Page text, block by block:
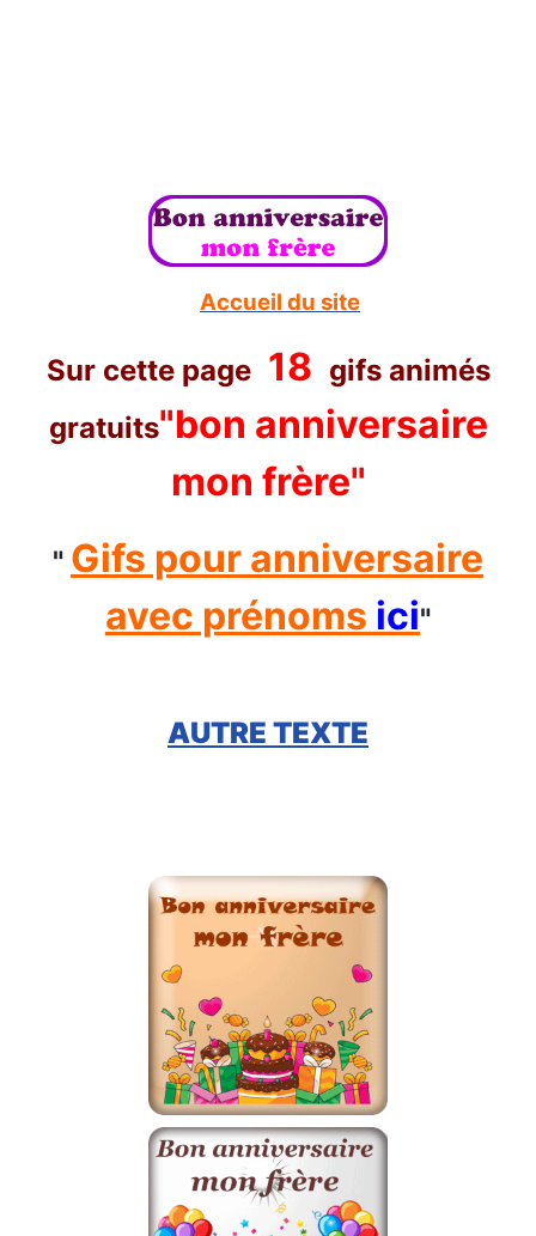
Accueil du site
Sur cette page18 gifs animés
gratuits"bon anniversaire
mon frère"
" Gifs pour anniversaire
avec prénoms ici"
AUTRE TEXTE